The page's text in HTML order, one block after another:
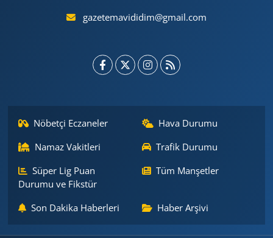
gazetemavididim@gmail.com
Nöbetçi Eczaneler
Hava Durumu
Namaz Vakitleri
Trafik Durumu
Süper Lig Puan
Durumu ve Fikstür
Tüm Manşetler
Son Dakika Haberleri Haber Arşivi